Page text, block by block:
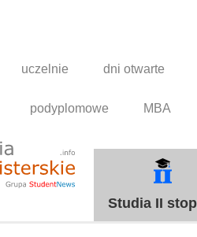
uczelnie dni otwarte
podyplomowe MBA
Studia II